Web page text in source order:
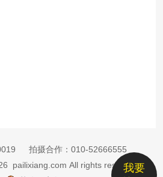
我要
拍摄合作： 010-52666555
pailixiang.com All rights reserved